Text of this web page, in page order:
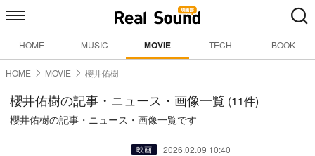
HOME MUSIC MOVIE TECH BOOK
HOME MOVIE 櫻井佑樹
櫻井佑樹の記事・ニュース・画像一覧 (11件)
櫻井佑樹の記事・ニュース・画像一覧です
映画 2026.02.09 10:40